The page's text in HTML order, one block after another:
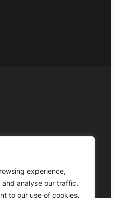
experience,
analyse our traffic.
to our use of cookies.